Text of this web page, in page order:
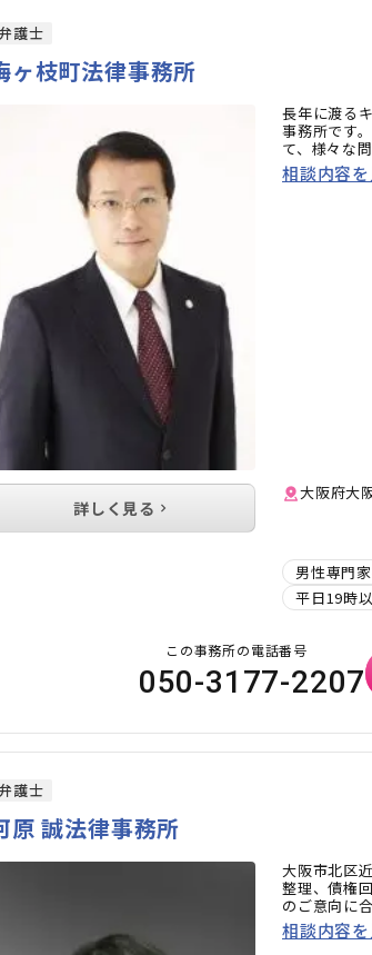
護士
ヶ枝町法律事務所
長年に渡る
事務所です
て、様々な
相談内容
大阪府大
男性専門
平日19時
詳しく見る
この事務所の電話番号
050-3177-2207
護士
原 誠法律事務所
大阪市北区
整理、債権
のご意向に
相談内容